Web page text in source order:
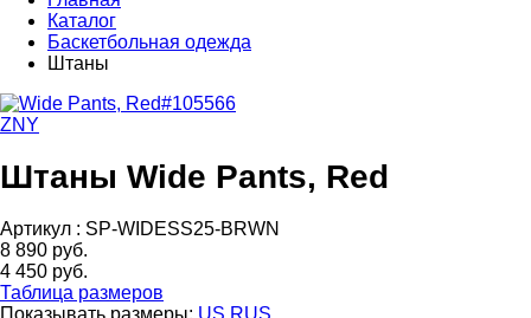
Каталог
Баскетбольная одежда
Штаны
ZNY
Штаны Wide Pants, Red
Артикул : SP-WIDESS25-BRWN
8 890 руб.
4 450 руб.
Таблица размеров
Показывать размеры: US RUS